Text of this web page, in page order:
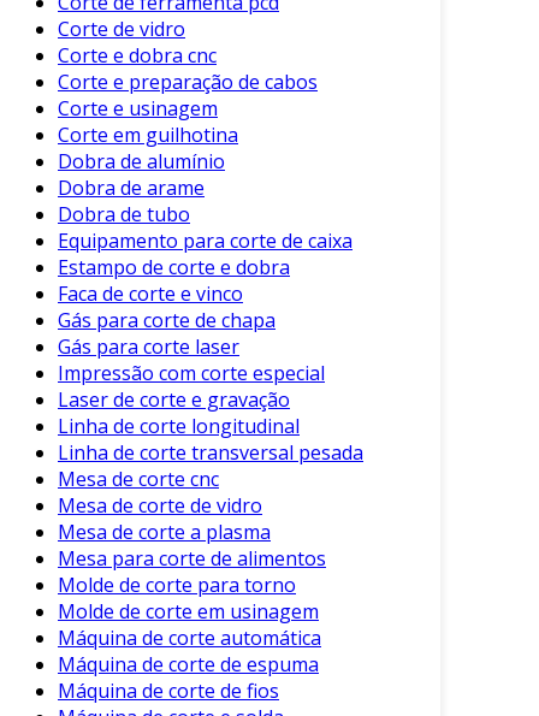
Cuidados e Manutenção
Além dos benefícios mencionados, é
importante considerar a manutenção adequada
dos equipamentos utilizados no corte de chapa
de metal. A falta de cuidados pode levar a
quebras e paradas na produção, gerando
prejuízos.
Os cuidados incluem:
Limpeza Regular: Remover resíduos de
metal e sujeira para manter a eficiência.
Calibração: Ajustes periódicos para
garantir cortes precisos.
Inspeção de Ferramentas: Verificar
lâminas e outros componentes
frequentemente.
Dessa forma, a manutenção adequada não
apenas preserva os equipamentos, mas
também otimiza os resultados.
Conclusão
Corte de vidro
Corte e dobra cnc
Corte e preparação de cabos
Corte e usinagem
Corte em guilhotina
Dobra de alumínio
Dobra de arame
Dobra de tubo
Equipamento para corte de caixa
Estampo de corte e dobra
Faca de corte e vinco
Gás para corte de chapa
Gás para corte laser
Impressão com corte especial
Laser de corte e gravação
Linha de corte longitudinal
Linha de corte transversal pesada
Mesa de corte cnc
Mesa de corte de vidro
Mesa de corte a plasma
Mesa para corte de alimentos
Molde de corte para torno
Molde de corte em usinagem
Máquina de corte automática
Máquina de corte de espuma
Máquina de corte de fios